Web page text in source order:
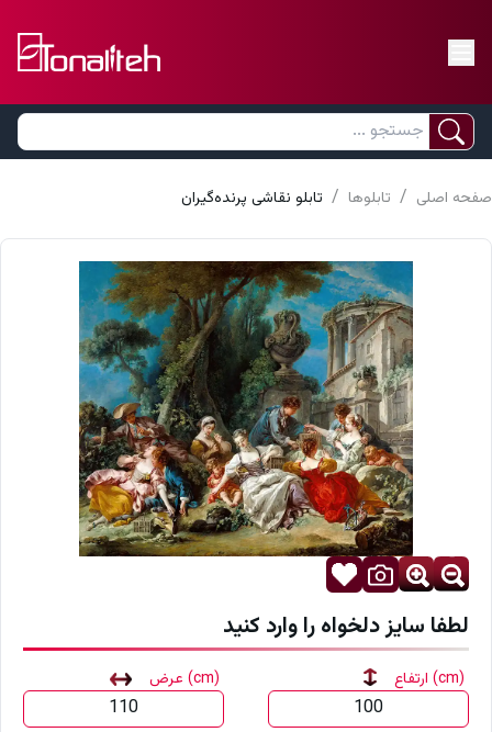
صفحه اصلی / تابلوها / تابلو نقاشی پرنده‌گیران
لطفا سایز دلخواه را وارد کنید
عرض (cm) ارتفاع (cm)